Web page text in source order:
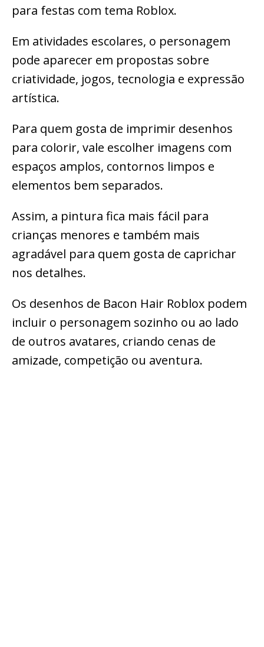
para festas com tema Roblox.
Em atividades escolares, o personagem
pode aparecer em propostas sobre
criatividade, jogos, tecnologia e expressão
artística.
Para quem gosta de imprimir desenhos
para colorir, vale escolher imagens com
espaços amplos, contornos limpos e
elementos bem separados.
Assim, a pintura fica mais fácil para
crianças menores e também mais
agradável para quem gosta de caprichar
nos detalhes.
Os desenhos de Bacon Hair Roblox podem
incluir o personagem sozinho ou ao lado
de outros avatares, criando cenas de
amizade, competição ou aventura.